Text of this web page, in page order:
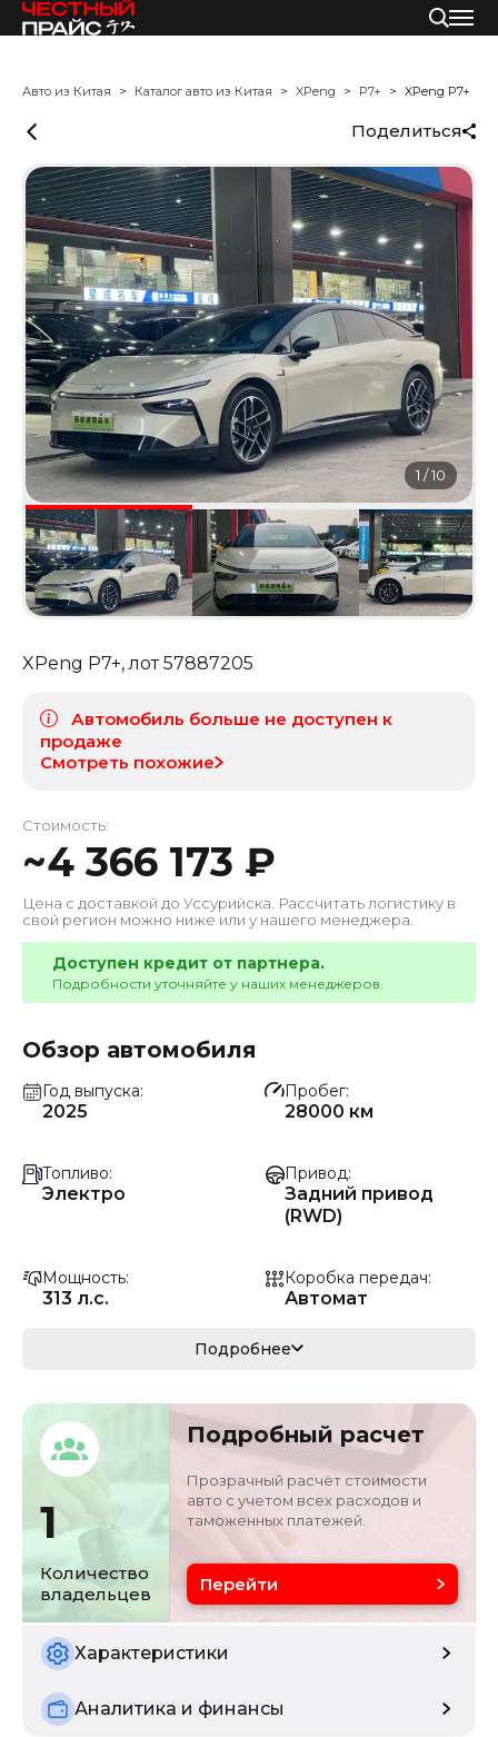
Авто из Китая Каталог авто из Китая XPeng P7+ XPeng P7+
Поделиться
1 /10
XPeng P7+, лот57887205
Автомобиль больше не доступен к
продаже
Смотреть похожие
Стоимость:
~4 366 173 ₽
Цена с доставкой до Уссурийска . Рассчитать логистику в
свой регион можно ниже или у нашего менеджера.
Доступен кредит от партнера.
Подробности уточняйте у наших менеджеров.
Обзор автомобиля
Год выпуска
2025
Пробег
28000 км
Топливо
Электро
Привод
Задний привод
(RWD)
Мощность
313 л.с.
Коробка передач
Автомат
седан
VIN
L1NSPGKB7RB0666
79
0 л
серебристо-серый
Состояние
Расчетная мощность
103.5 кВ
Подробнее
1
Количество
владельцев
Подробный расчет
Прозрачный расчёт стоимости
авто с учетом всех расходов и
таможенных платежей.
Перейти
Характеристики
Аналитика и финансы